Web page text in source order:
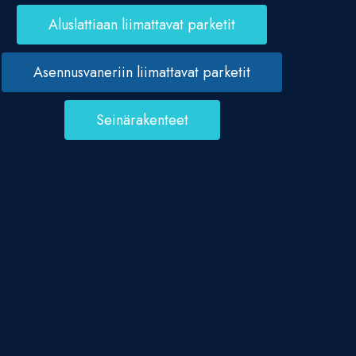
Aluslattiaan liimattavat parketit
Asennusvaneriin liimattavat parketit
Seinärakenteet